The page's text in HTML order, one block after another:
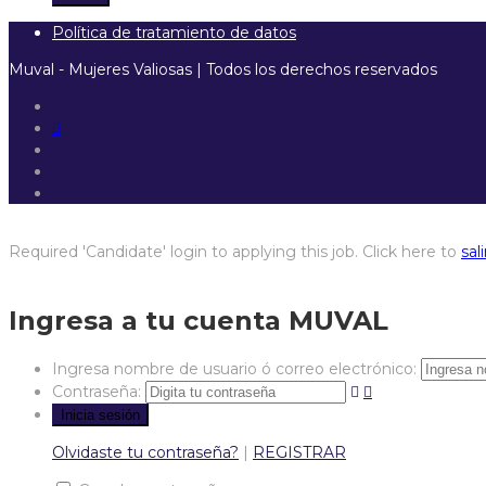
Política de tratamiento de datos
Muval - Mujeres Valiosas | Todos los derechos reservados
Required 'Candidate' login to applying this job. Click here to
Ingresa a tu cuenta MUVAL
Ingresa nombre de usuario ó correo electrónico:
Contraseña:
Olvidaste tu contraseña? | REGISTRAR